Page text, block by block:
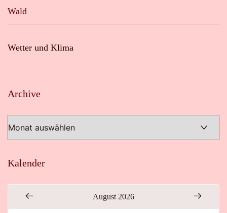
Wald
Wetter und Klima
Archive
Kalender
August 2026